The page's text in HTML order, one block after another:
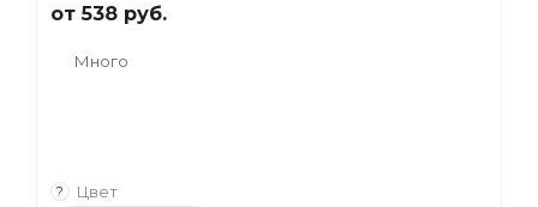
от538 руб.
Много
? Цвет